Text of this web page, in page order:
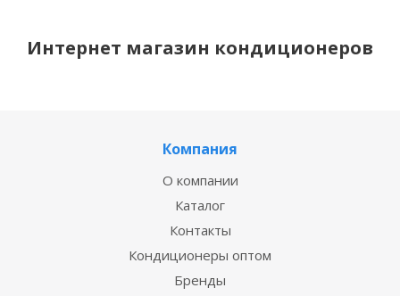
Интернет магазин кондиционеров
Компания
О компании
Каталог
Контакты
Кондиционеры оптом
Бренды